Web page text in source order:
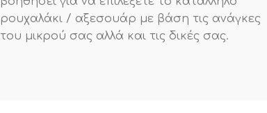
ρουχαλάκι / αξεσουάρ με βάση τις ανάγκες
του μικρού σας αλλά και τις δικές σας.